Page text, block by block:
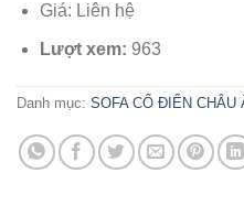
Giá: Liên hệ
Lượt xem: 963
Danh mục: SOFA CỔ ĐIỂN CHÂU